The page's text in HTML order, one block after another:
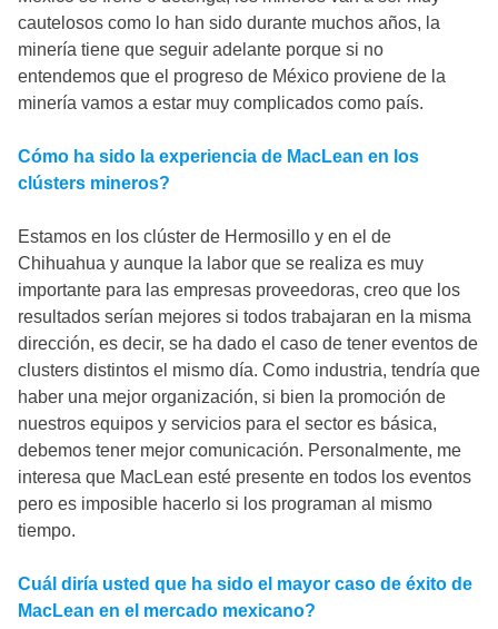
cautelosos como lo han sido durante muchos años, la
minería tiene que seguir adelante porque si no
entendemos que el progreso de México proviene de la
minería vamos a estar muy complicados como país.
Cómo ha sido la experiencia de MacLean en los
clústers mineros?
Estamos en los clúster de Hermosillo y en el de
Chihuahua y aunque la labor que se realiza es muy
importante para las empresas proveedoras, creo que los
resultados serían mejores si todos trabajaran en la misma
dirección, es decir, se ha dado el caso de tener eventos de
clusters distintos el mismo día. Como industria, tendría que
haber una mejor organización, si bien la promoción de
nuestros equipos y servicios para el sector es básica,
debemos tener mejor comunicación. Personalmente, me
interesa que MacLean esté presente en todos los eventos
pero es imposible hacerlo si los programan al mismo
tiempo.
Cuál diría usted que ha sido el mayor caso de éxito de
MacLean en el mercado mexicano?